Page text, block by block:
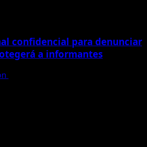
confidencial para denunciar
a informantes